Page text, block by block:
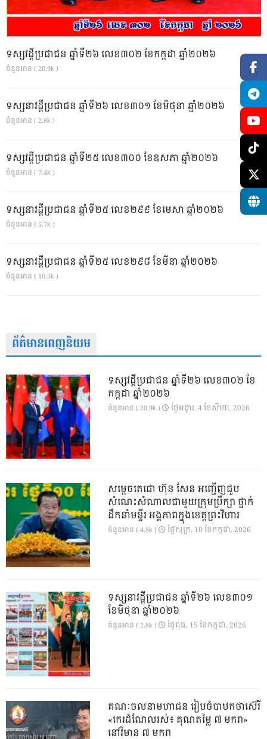
ទស្សវដ្តីប្រជាជន ឆ្នាំទី២៦ លេខ៣០២ ខែកក្កដា ឆ្នាំ២០២៦
ចំនួនអាន ( 20.9k )
ទស្សនាវដ្ដីប្រជាជន ឆ្នាំទី២៦ លេខ៣០១ ខែមិថុនា ឆ្នាំ២០២៦
ចំនួនអាន ( 2.8k )
ទស្សវដ្តីប្រជាជន ឆ្នាំទី២៥ លេខ៣០០ ខែឧសភា ឆ្នាំ២០២៦
ចំនួនអាន ( 7.4k )
ទស្សនាវដ្ដីប្រជាជន ឆ្នាំទី២៥ លេខ២៩៩ ខែមេសា ឆ្នាំ២០២៦
ចំនួនអាន ( 5.7k )
ទស្សនាវដ្ដីប្រជាជន ឆ្នាំទី២៥ លេខ២៩៨ ខែមីនា ឆ្នាំ២០២៦
ចំនួនអាន ( 10.5k )
ព័ត៌មានពេញនិយម
ទស្សវដ្តីប្រជាជន ឆ្នាំទី២៦ លេខ៣០២ ខែ
កក្កដា ឆ្នាំ២០២៦
ចំនួនអាន ( 20.9k ) ថ្ងៃ​អង្គារ, 4 ខែ​សីហា, 2026
សម្តេចតេជោ ហ៊ុន សែន អញ្ជើញជួប
សំណេះសំណាលជាមួយក្រុមប្រឹក្សា ថ្នាក់
ដឹកនាំមន្ទីរ អង្គភាពក្នុងខេត្តព្រះវិហារ
ចំនួនអាន ( 4.8k ) ថ្ងៃ​សុក្រ, 10 ខែ​កក្កដា, 2026
ទស្សនាវដ្ដីប្រជាជន ឆ្នាំទី២៦ លេខ៣០១
ខែមិថុនា ឆ្នាំ២០២៦
ចំនួនអាន ( 2.8k ) ថ្ងៃ​ពុធ, 15 ខែ​កក្កដា, 2026
គណៈចលនាមហាជន រៀបចំបាឋកថាស៊េរី
«កេរដំណែលរស់៖ គុណតម្លៃ ៧ មករា»
នៅវិមាន ៧ មករា